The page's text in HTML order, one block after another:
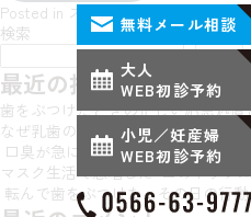
無料メール相談
大人
WEB初診予約
小児／妊産婦
WEB初診予約
Posted in スタッフブログ Tagged
検索
検索
最近の投稿
歯をぶつけたときの正しい応急処置
なぜ乳歯の虫歯は放っておくと永
口臭が急に強くなったときに一番
マスク生活で急増した“口のトラブ
転んで歯をぶつけた…その日の行